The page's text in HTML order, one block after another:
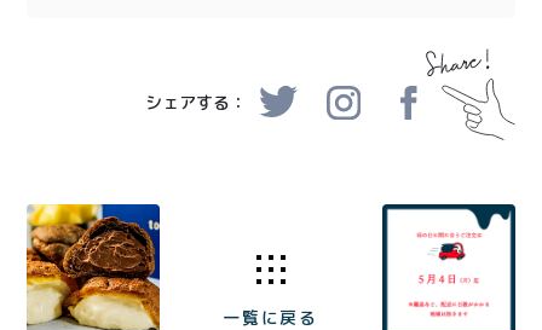
シェアする：
一覧に戻る